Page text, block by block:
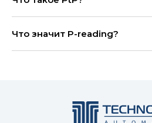
Что значит P-reading?